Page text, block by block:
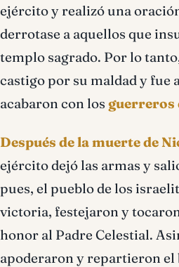
ejército y realizó una
derrotase a aquellos que
templo sagrado. Por lo
castigo por su maldad y fue
acabaron con los guerreros
Después de la muerte de
ejército dejó las armas y
pues, el pueblo de los
victoria, festejaron y
honor al Padre Celestial.
apoderaron y repartieron el